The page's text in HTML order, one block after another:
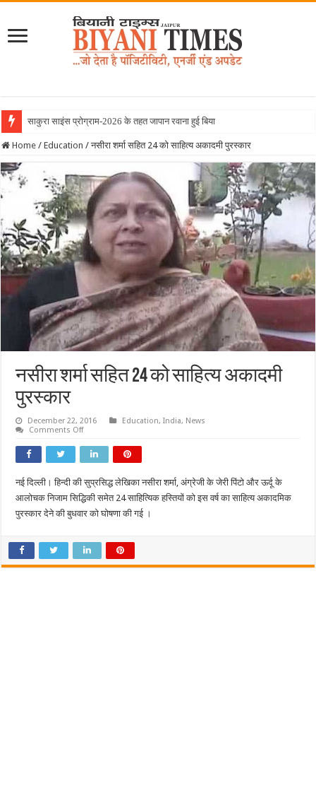
साकुरा साइंस प्रोग्राम-2026 के तहत जापान रवाना हुई बियानी ग्रुप ऑफ
Home / Education / नसीरा शर्मा सहित 24 को साहित्य अकादमी पुरस्कार
नसीरा शर्मा सहित 24 को साहित्य अकादमी
पुरस्कार
December 22, 2016 Education,India, News
Comments Offon
शर्मा
सहित
साहित्य
अकादमी
पुरस्कार
नई दिल्ली। हिन्दी की सुप्रसिद्ध लेखिका नसीरा शर्मा, अंग्रेजी के जेरी पिंटो और ऊर्दू के
आलोचक निजाम सिद्धिकी समेत 24 साहित्यिक हस्तियों को इस वर्ष का साहित्य अकादमिक
पुरस्कार देने की बुधवार को घोषणा की गई ।